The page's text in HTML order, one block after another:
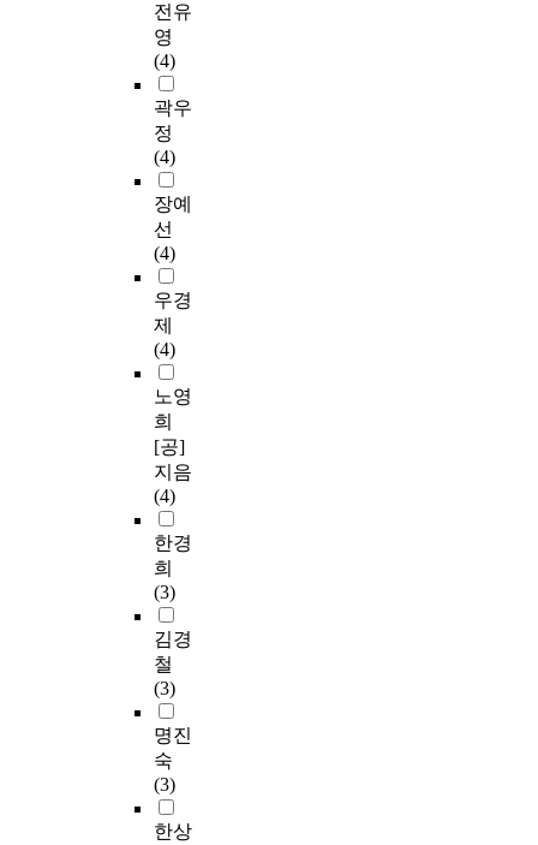
전유
영
(4)
곽우
정
(4)
장예
선
(4)
우경
제
(4)
노영
희
[공]
지음
(4)
한경
희
(3)
김경
철
(3)
명진
숙
(3)
한상